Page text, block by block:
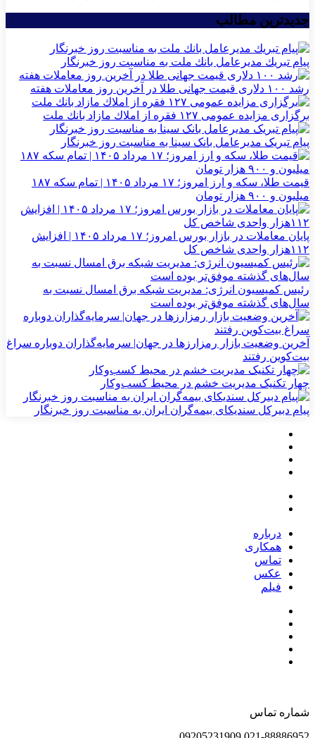
جدیدترین مطالب
پیام تبریك مدیرعامل بانك ملت به مناسبت روز خبرنگار
رشد ۱۰۰ دلاری قیمت جهانی طلا در آخرین روز معاملات هفته
برگزاری مزایده عمومی ۱۲۷ فقره از املاك مازاد بانك ملت
پیام تبریک مدیرعامل بانک سینا به مناسبت روز خبرنگار
قیمت طلا، سکه و ارز امروز؛ ۱۷ مرداد ۱۴۰۵ | تمام سکه ۱۸۷
میلیون و ۹۰۰ هزار تومان
پایان معاملات در بازار بورس امروز؛ ۱۷ مرداد ۱۴۰۵ | افزایش
۱۱۲هزار واحدی شاخص کل
رئیس کمیسیون انرژی: مدیریت شبکه برق امسال نسبت به
سال‌های گذشته موفق‌تر بوده است
آخرین وضعیت بازار رمزارزها در جهان| سرمایه‌گذاران دوباره سراغ
بیت‌کوین رفتند
چهار تکنیک مدیریت خشم در محیط کسب‌وکار
پیام دبیرکل سندیکای بیمه‌گران ایران به مناسبت روز خبرنگار
درباره
همکاری
تماس
عکس
فیلم
شماره تماس